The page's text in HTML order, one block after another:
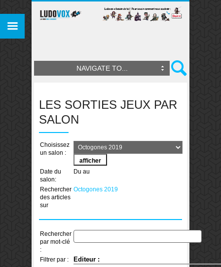
NAVIGATE TO...
LES SORTIES JEUX PAR
SALON
Choisissez
un salon :
Date du
salon:
Du au
Rechercher
des articles
sur
Octogones 2019
Rechercher
par mot-clé
:
Filtrer par :
Editeur :